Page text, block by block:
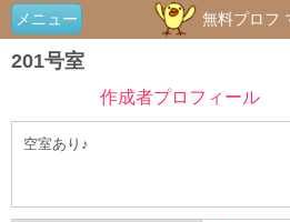
メニュー 無料プロフ
201号室
作成者プロフィール
空室あり♪